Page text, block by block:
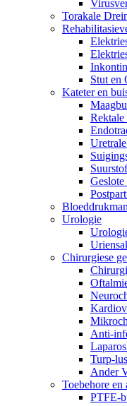
Torakale
Stut en
Kateter en
Rektale
Geslote
Urologie
Chirurgiese
Anti-
Turp-
Ander
Toebehore en
PTFE-